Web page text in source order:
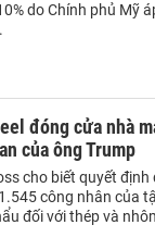
do Chính phủ Mỹ
đóng cửa nhà
của ông Trump
cho biết quyết
công nhân của
đối với thép và